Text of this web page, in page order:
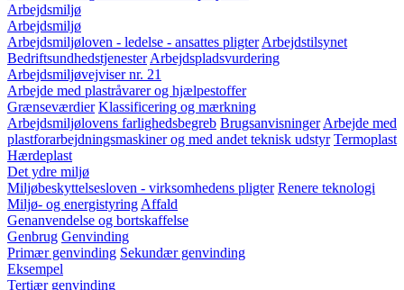
Arbejdsmiljø
Arbejdsmiljø
Arbejdsmiljøloven - ledelse - ansattes pligter Arbejdstilsynet
Bedriftsundhedstjenester Arbejdspladsvurdering
Arbejdsmiljøvejviser nr. 21
Arbejde med plastråvarer og hjælpestoffer
Grænseværdier Klassificering og mærkning
Arbejdsmiljølovens farlighedsbegreb Brugsanvisninger Arbejde med
plastforarbejdningsmaskiner og med andet teknisk udstyr Termoplast
Hærdeplast
Det ydre miljø
Miljøbeskyttelsesloven - virksomhedens pligter Renere teknologi
Miljø- og energistyring Affald
Genanvendelse og bortskaffelse
Genbrug Genvinding
Primær genvinding Sekundær genvinding
Eksempel
Tertiær genvinding